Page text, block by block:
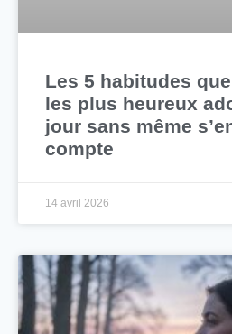
Les 5 habitudes
les plus heureux
jour sans même
compte
14 avril 2026